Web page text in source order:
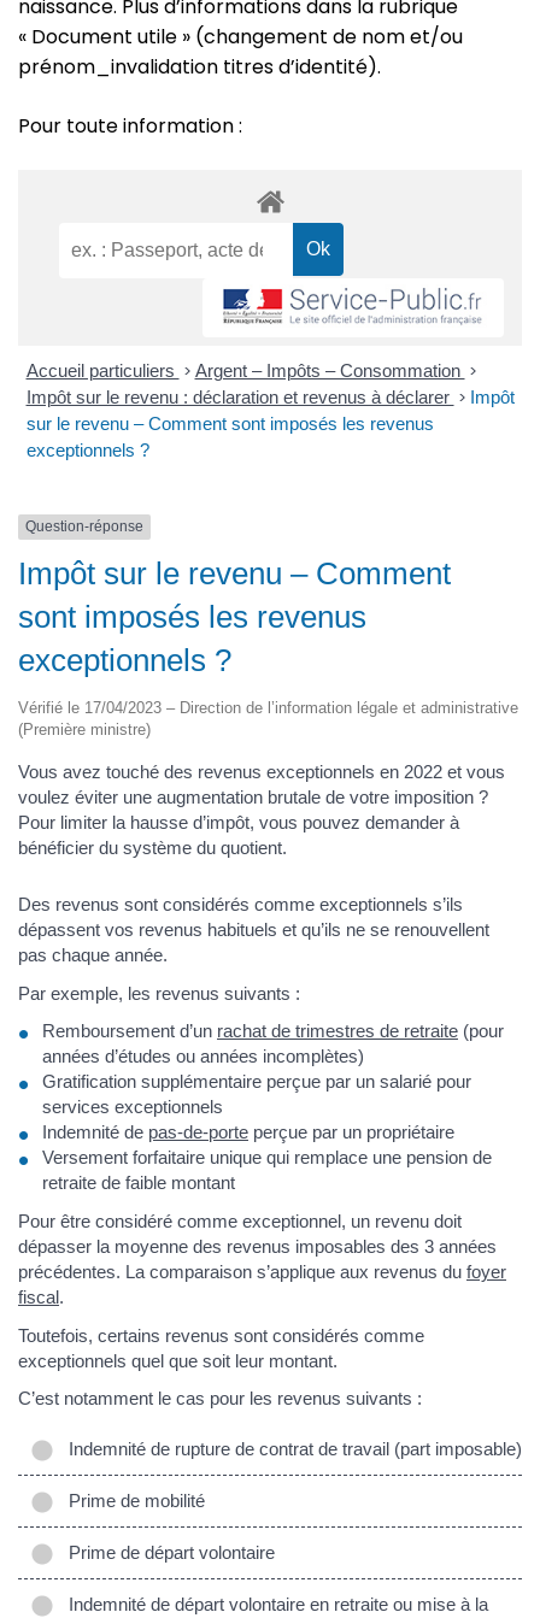
naissance. Plus d’informations dans la rubrique
« Document utile » (changement de nom et/ou
prénom_invalidation titres d’identité).
Pour toute information :
Accueil particuliers > Argent – Impôts – Consommation >
Impôt sur le revenu : déclaration et revenus à déclarer > Impôt
sur le revenu – Comment sont imposés les revenus
exceptionnels ?
Question-réponse
Impôt sur le revenu – Comment
sont imposés les revenus
exceptionnels ?
Vérifié le 17/04/2023 – Direction de l’information légale et administrative
(Première ministre)
Vous avez touché des revenus exceptionnels en 2022 et vous
voulez éviter une augmentation brutale de votre imposition ?
Pour limiter la hausse d’impôt, vous pouvez demander à
bénéficier du système du quotient.
Des revenus sont considérés comme exceptionnels s’ils
dépassent vos revenus habituels et qu’ils ne se renouvellent
pas chaque année.
Par exemple, les revenus suivants :
Remboursement d’un rachat de trimestres de retraite (pour
années d’études ou années incomplètes)
Gratification supplémentaire perçue par un salarié pour
services exceptionnels
Indemnité de pas-de-porte perçue par un propriétaire
Versement forfaitaire unique qui remplace une pension de
retraite de faible montant
Pour être considéré comme exceptionnel, un revenu doit
dépasser la moyenne des revenus imposables des 3 années
précédentes. La comparaison s’applique aux revenus du foyer
fiscal.
Toutefois, certains revenus sont considérés comme
exceptionnels quel que soit leur montant.
C’est notamment le cas pour les revenus suivants :
Indemnité de rupture de contrat de travail (part imposable)
Prime de mobilité
Prime de départ volontaire
Indemnité de départ volontaire en retraite ou mise à la